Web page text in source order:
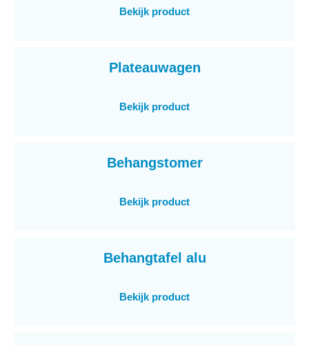
Bekijk product
Plateauwagen
Bekijk product
Behangstomer
Bekijk product
Behangtafel alu
Bekijk product